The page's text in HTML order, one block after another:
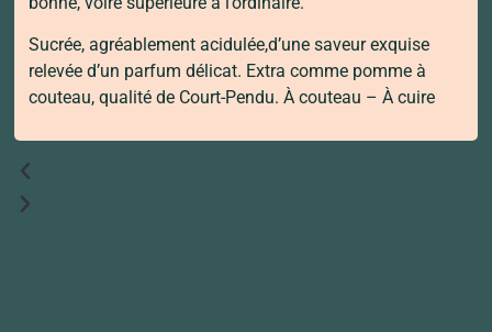
Sucrée, agréablement acidulée,d’une saveur exquise
relevée d’un parfum délicat. Extra comme pomme à
couteau, qualité de Court-Pendu. À couteau – À cuire